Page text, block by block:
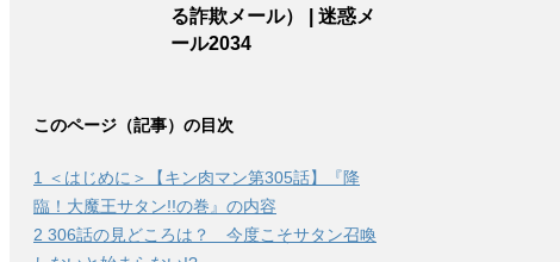
る詐欺メール） | 迷惑メ
ール2034
このページ（記事）の目次
1
＜はじめに＞【キン肉マン第305話】『降
臨！大魔王サタン!!の巻』の内容
2 306話の見どころは？ 今度こそサタン召喚